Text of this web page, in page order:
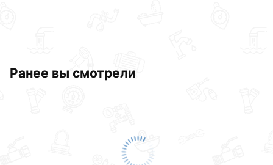
Ранее вы смотрели